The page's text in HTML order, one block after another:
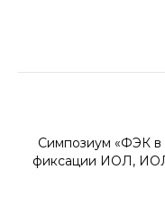
Симпозиум «ФЭК в
фиксации ИОЛ,